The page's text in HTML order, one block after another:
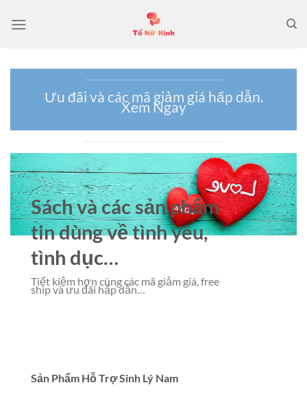
qua
Ưu đãi và các mã giảm giá hấp dẫn.
Xem Ngay
Sách và các sản phẩm
tin dùng về tình yêu,
tình dục…
Tiết kiệm hơn cùng các mã giảm giá, free
ship và ưu đãi hấp dẫn…
Sản Phẩm Hỗ Trợ Sinh Lý Nam